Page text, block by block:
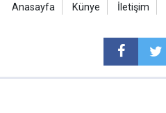
Anasayfa Künye İletişim